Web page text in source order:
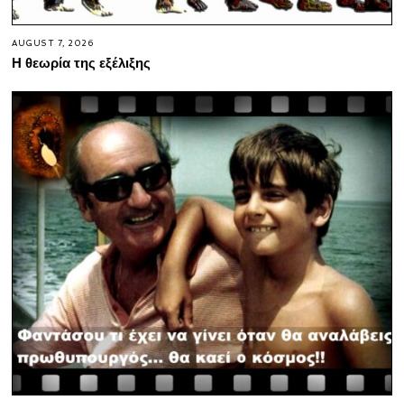
AUGUST 7, 2026
Η θεωρία της εξέλιξης